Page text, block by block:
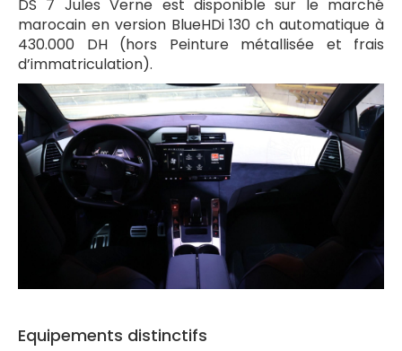
DS 7 Jules Verne est disponible sur le marché
marocain en version BlueHDi 130 ch automatique à
430.000 DH (hors Peinture métallisée et frais
d’immatriculation).
Equipements distinctifs